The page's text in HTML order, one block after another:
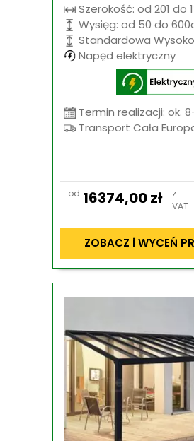
Szerokość: od 201 do
Wysięg: od 50 do
Standardowa
Napęd elektryczny
Termin realizacji: ok.
Transport Cała
od 16374,00zł
z
VAT
ZOBACZ i WYCEŃ